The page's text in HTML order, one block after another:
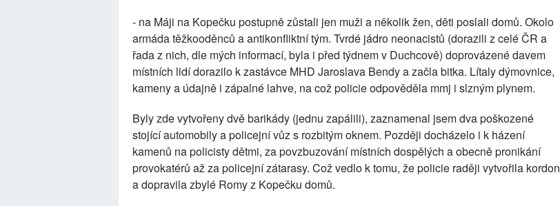
- na Máji na Kopečku postupně zůstali jen muži a několik žen, děti poslali domů. Okolo
armáda těžkooděnců a antikonfliktní tým. Tvrdé jádro neonacistů (dorazili z celé ČR a
řada z nich, dle mých informací, byla i před týdnem v Duchcově) doprovázené davem
místních lidí dorazilo k zastávce MHD Jaroslava Bendy a začla bitka. Lítaly dýmovnice,
kameny a údajně i zápalné lahve, na což policie odpověděla mmj i slzným plynem.
Byly zde vytvořeny dvě barikády (jednu zapálili), zaznamenal jsem dva poškozené
stojící automobily a policejní vůz s rozbitým oknem. Později docházelo i k házení
kamenů na policisty dětmi, za povzbuzování místních dospělých a obecně pronikání
provokatérů až za policejní zátarasy. Což vedlo k tomu, že policie raději vytvořila kordon
a dopravila zbylé Romy z Kopečku domů.